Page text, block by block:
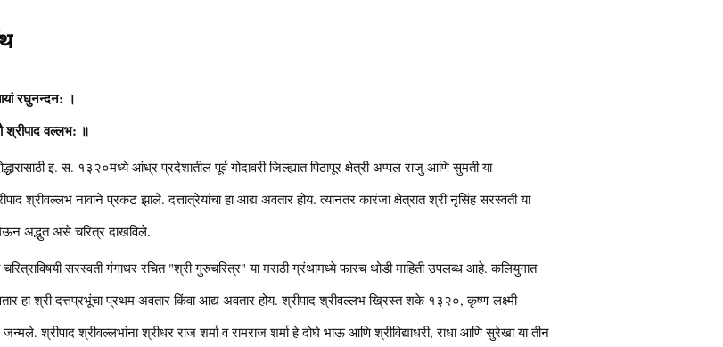
रघुनन्दन: ।
श्रीपाद वल्लभ: ॥
इ. स. १३२०मध्ये आंध्र प्रदेशातील पूर्व गोदावरी जिल्ह्यात पिठापूर क्षेत्री अप्पल राजु आणि सुमती या
श्रीवल्लभ नावाने प्रकट झाले. दत्तात्रेयांचा हा आद्य अवतार होय. त्यानंतर कारंजा क्षेत्रात श्री नृसिंह सरस्वती या
अद्भुत असे चरित्र दाखविले.
चरित्राविषयी सरस्वती गंगाधर रचित "श्री गुरुचरित्र" या मराठी ग्रंथामध्ये फारच थोडी माहिती उपलब्ध आहे. कलियुगात
हा श्री दत्तप्रभूंचा प्रथम अवतार किंवा आद्य अवतार होय. श्रीपाद श्रीवल्लभ ख्रिस्त शके १३२०, कृष्ण-लक्ष्मी
श्रीपाद श्रीवल्लभांना श्रीधर राज शर्मा व रामराज शर्मा हे दोघे भाऊ आणि श्रीविद्याधरी, राधा आणि सुरेखा या तीन